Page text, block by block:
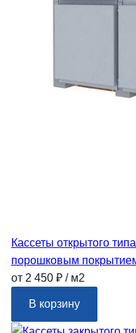
Кассеты открытого
порошковым
от 2 450 ₽ / м2
В корзину